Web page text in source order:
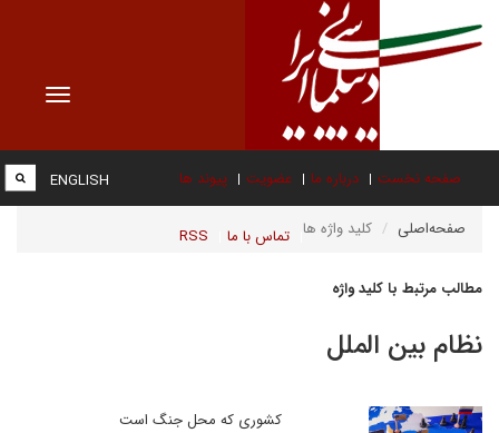
Toggle
صفحه نخست درباره ما عضویت پیوند ها
تماس با ما RSS
ENGLISH
صفحه‌اصلی کلید واژه ها
مطالب مرتبط با کلید واژه
نظام بین الملل
کشوری که محل جنگ است